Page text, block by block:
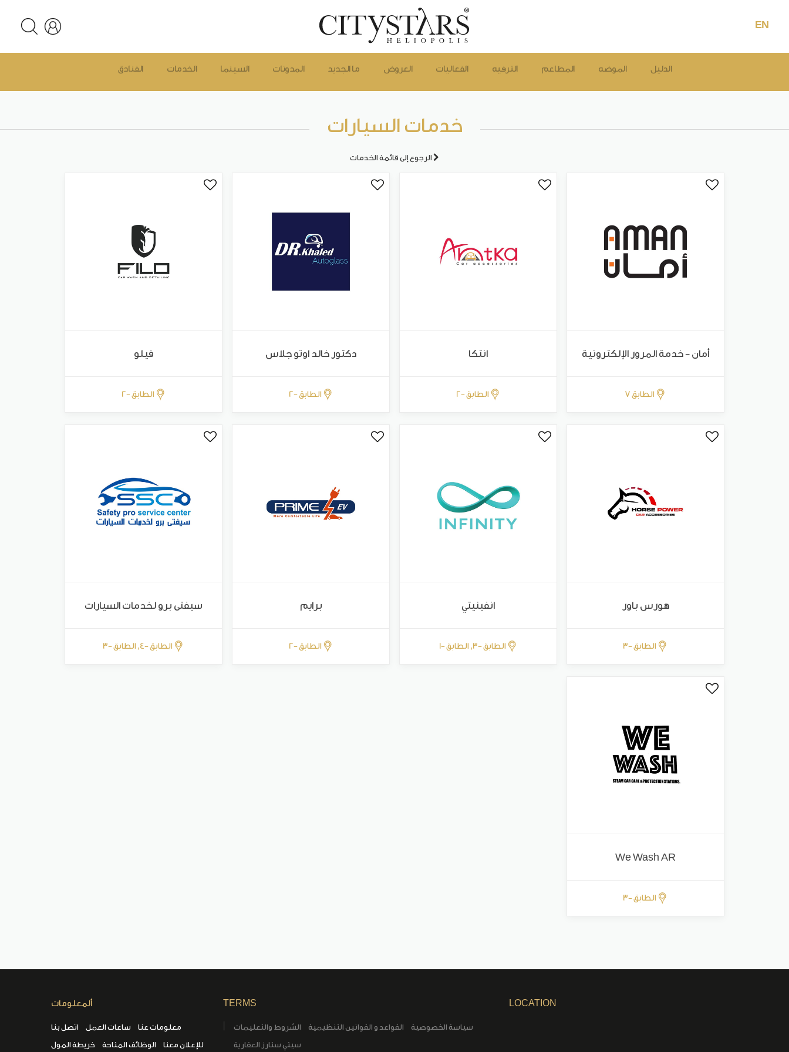
EN
الفنادق الخدمات السينما المدونات ما الجديد العروض الفعاليات الترفيه المطاعم الموضه الدليل
خدمات السيارات
الرجوع إلى قائمة الخدمات
أمان - خدمة المرور الإلكترونية
الطابق 7
انتكا
الطابق -2
دكتور خالد اوتو جلاس
الطابق -2
فيلو
الطابق -2
هورس باور
الطابق -3
انفينيتي
الطابق -3, الطابق -1
برايم
الطابق -2
سيفتى برو لخدمات السيارات
الطابق -4, الطابق -3
We Wash AR
الطابق -3
ألمعلومات
اتصل بنا ساعات العمل
معلومات عنا
خريطة المول
الوظائف المتاحة للإعلان معنا
TERMS
الشروط والتعليمات القواعد و القوانين التنظيمية
سياسة الخصوصية
سيتي ستارز العقارية
LOCATION